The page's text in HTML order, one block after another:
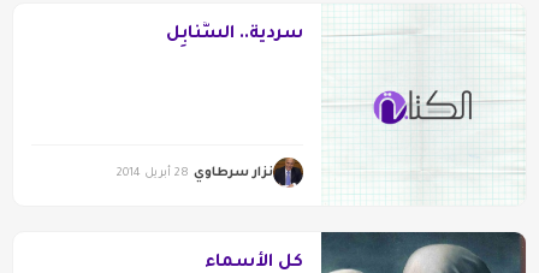
سردية.. السَّنابِل
نزار سرطاوي 28 أبريل 2014
كل الأسماء